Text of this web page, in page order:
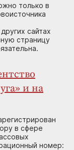
только в
сайтах
страницу
и на
в сфере
номер: